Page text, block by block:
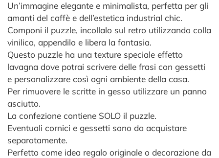
Un’immagine elegante e minimalista, perfetta per gli
amanti del caffè e dell’estetica industrial chic.
Componi il puzzle, incollalo sul retro utilizzando colla
vinilica, appendilo e libera la fantasia.
Questo puzzle ha una texture speciale effetto
lavagna dove potrai scrivere delle frasi con gessetti
e personalizzare così ogni ambiente della casa.
Per rimuovere le scritte in gesso utilizzare un panno
asciutto.
La confezione contiene SOLO il puzzle.
Eventuali cornici e gessetti sono da acquistare
separatamente.
Perfetto come idea regalo originale o decorazione da